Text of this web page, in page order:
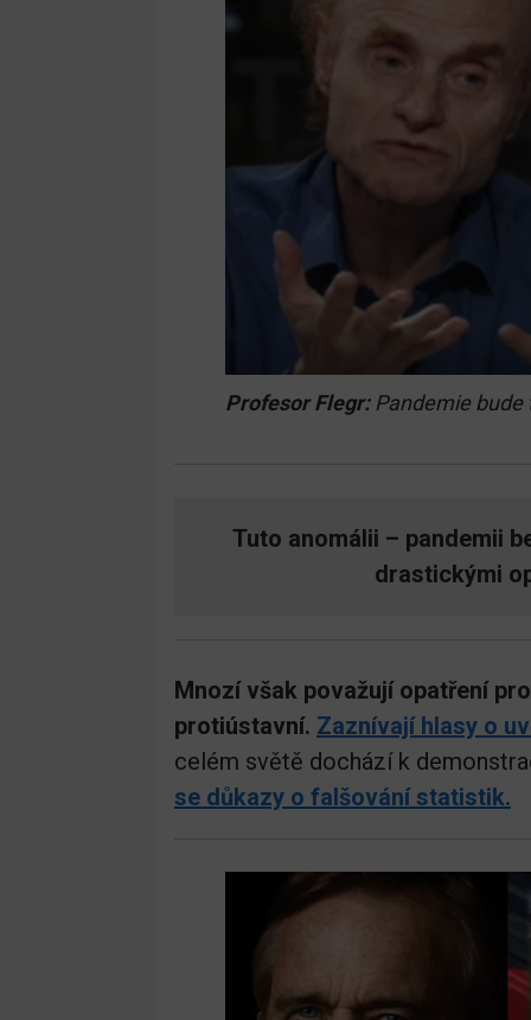
Profesor Flegr:Pandemie bude
Tuto anomálii – pandemii
drastickými
Mnozí však považují opatření
protiústavní. Zaznívají hlasy o
celém světě dochází k
se důkazy o falšování statistik.